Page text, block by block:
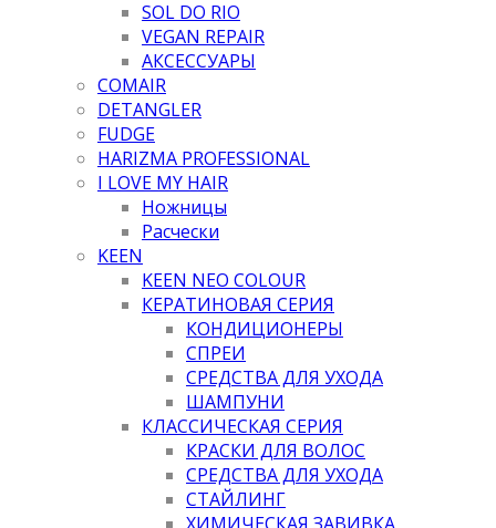
SOL DO RIO
VEGAN REPAIR
АКСЕССУАРЫ
COMAIR
DETANGLER
FUDGE
HARIZMA PROFESSIONAL
I LOVE MY HAIR
Ножницы
Расчески
KEEN
KEEN NEO COLOUR
КЕРАТИНОВАЯ СЕРИЯ
КОНДИЦИОНЕРЫ
СПРЕИ
СРЕДСТВА ДЛЯ УХОДА
ШАМПУНИ
КЛАССИЧЕСКАЯ СЕРИЯ
КРАСКИ ДЛЯ ВОЛОС
СРЕДСТВА ДЛЯ УХОДА
СТАЙЛИНГ